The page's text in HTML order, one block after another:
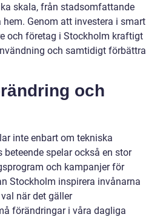
skala, från stadsomfattande
Genom att investera i smart
och företag i Stockholm kraftigt
och samtidigt förbättra
och
inte enbart om tekniska
spelar också en stor
och kampanjer för
Stockholm inspirera invånarna
när det gäller
förändringar i våra dagliga